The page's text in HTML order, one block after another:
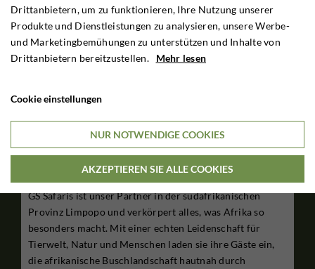
Antilopenjagd in Limpopo bei GS Safaris
Südafrika
GS Safaris ist unser Partner in der südafrikanischen
Provinz Limpopo und verkörpert alles, was Afrika so
besonders macht. Mit einer echten Leidenschaft für
Tierwelt, Natur und Menschen laden sie ihre Gäste ein,
die afrikanische Buschlandschaft hautnah durch
Drittanbietern, um zu funktionieren, Ihre Nutzung unserer
Produkte und Dienstleistungen zu analysieren, unsere Werbe-
und Marketingbemühungen zu unterstützen und Inhalte von
Drittanbietern bereitzustellen. Mehr lesen
Cookie einstellungen
NUR NOTWENDIGE COOKIES
AKZEPTIEREN SIE ALLE COOKIES